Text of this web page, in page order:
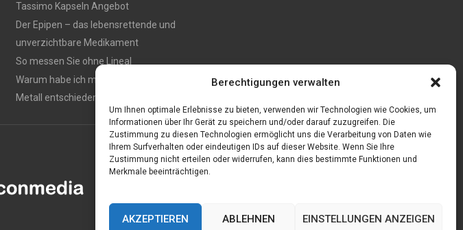
Berechtigungen verwalten
Um Ihnen optimale Erlebnisse zu bieten, verwenden wir Technologien wie Cookies, um
Informationen über Ihr Gerät zu speichern und/oder darauf zuzugreifen. Die
Zustimmung zu diesen Technologien ermöglicht uns die Verarbeitung von Daten wie
Ihrem Surfverhalten oder eindeutigen IDs auf dieser Website. Wenn Sie Ihre
Zustimmung nicht erteilen oder widerrufen, kann dies bestimmte Funktionen und
Merkmale beeinträchtigen.
AKZEPTIEREN ABLEHNEN EINSTELLUNGEN ANZEIGEN
Tassimo Kapseln Angebot
Der Epipen – das lebensrettende und
unverzichtbare Medikament
So messen Sie ohne Lineal
Warum habe ich mich für einen Zaun aus
Metall entschieden ?